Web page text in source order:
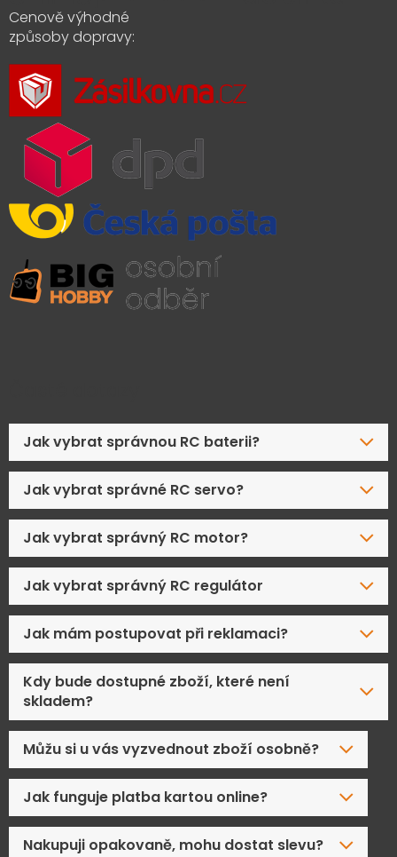
Cenově výhodné
způsoby dopravy:
Jak vybrat správnou RC baterii?
Jak vybrat správné RC servo?
Jak vybrat správný RC motor?
Jak vybrat správný RC regulátor
Jak mám postupovat při reklamaci?
Kdy bude dostupné zboží, které není
skladem?
Můžu si u vás vyzvednout zboží osobně?
Jak funguje platba kartou online?
Nakupuji opakovaně, mohu dostat slevu?